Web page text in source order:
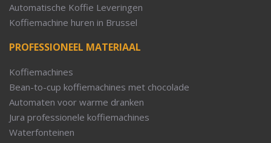
Automatische Koffie Leveringen
Koffiemachine huren in Brussel
PROFESSIONEEL MATERIAAL
Koffiemachines
Bean-to-cup koffiemachines met chocolade
Automaten voor warme dranken
Jura professionele koffiemachines
Waterfonteinen